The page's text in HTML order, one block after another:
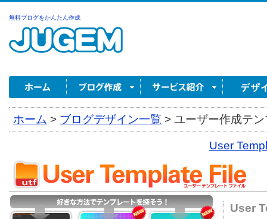
無料ブログをかんたん作成
ホーム > ブログデザイン一覧 > ユーザー作成テ
User
User